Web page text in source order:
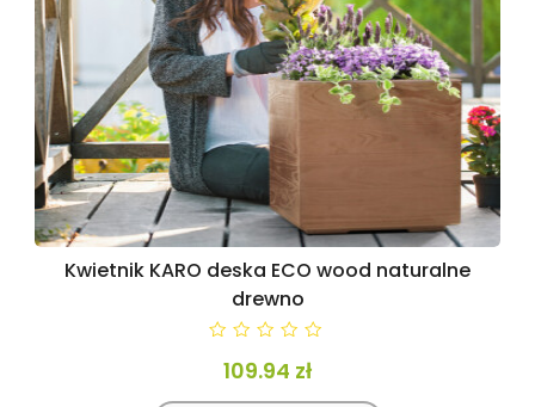
Kwietnik KARO deska ECO wood naturalne
drewno
109.94 zł